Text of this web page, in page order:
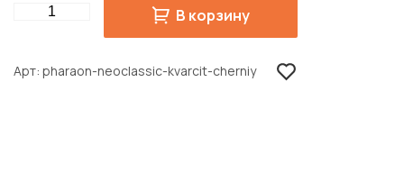
Quantity В корзину
Арт pharaon-neoclassic-kvarcit-cherniy